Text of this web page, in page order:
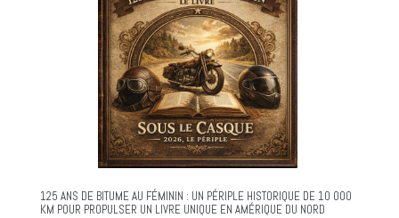
125 ANS DE BITUME AU FÉMININ : UN PÉRIPLE HISTORIQUE DE 10 000
KM POUR PROPULSER UN LIVRE UNIQUE EN AMÉRIQUE DU NORD